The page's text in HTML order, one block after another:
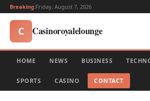
Breaking:Friday, August 7, 2026
C Casinoroyalelounge
HOME NEWS BUSINESS
SPORTS CASINO CONTACT